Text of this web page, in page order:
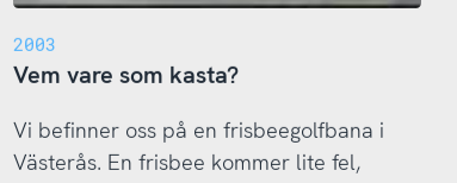
2003
Vem vare som kasta?
Vi befinner oss på en frisbeegolfbana i
Västerås. En frisbee kommer lite fel,